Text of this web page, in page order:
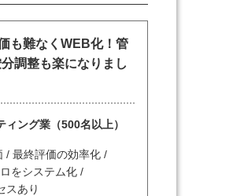
も難なくWEB化！管
調整も楽になりまし
ィング業（500名以上）
最終評価の効率化
をシステム化
スあり